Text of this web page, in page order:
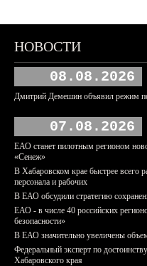
НОВОСТИ
08.08.2026
Дмитрий Демешин объявил режим
07.08.2026
ЕАО станет пилотным регионом
«Сенеж»
В Хабаровском крае быстрее всего
персонала и рабочих
В ЕАО обсудили стратегию
ЕАО - в числе 40 российских
безопасности»
В ЕАО значительно увеличены
Федеральный эксперт по
Хабаровского края